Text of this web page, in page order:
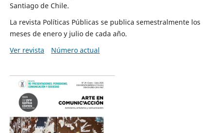
Santiago de Chile.
La revista Políticas Públicas se publica semestralmente los
meses de enero y julio de cada año.
Ver revista
Número actual